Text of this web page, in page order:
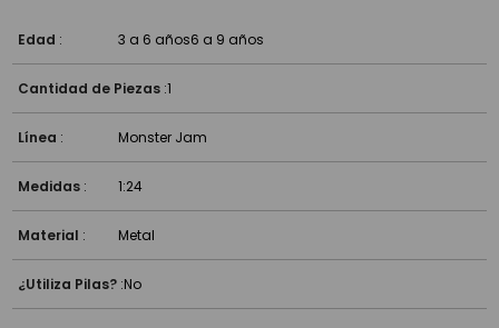
¿A partir de qué edad es?
Edad : 3 a 6 años6 a 9 años
Cantidad de Piezas :1
Línea : Monster Jam
Medidas : 1:24
Material : Metal
¿Utiliza Pilas? :No